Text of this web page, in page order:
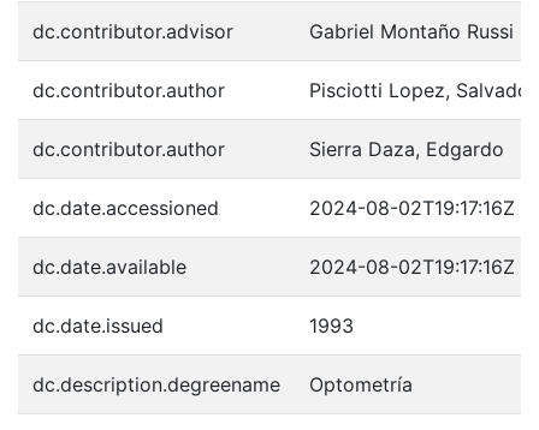
dc.contributor.advisor Gabriel Montaño Russi
dc.contributor.author Pisciotti Lopez, Salvador
dc.contributor.author Sierra Daza, Edgardo
dc.date.accessioned 2024-08-02T19:17:16Z
dc.date.available 2024-08-02T19:17:16Z
dc.date.issued 1993
dc.description.degreename Optometría